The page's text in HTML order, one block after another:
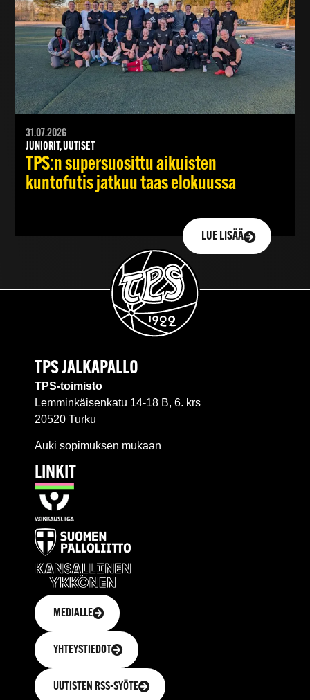
31.07.2026
JUNIORIT, UUTISET
TPS:n supersuosittu aikuisten
kuntofutis jatkuu taas elokuussa
LUE LISÄÄ
TPS JALKAPALLO
TPS-toimisto
Lemminkäisenkatu 14-18 B, 6. krs
20520 Turku
Auki sopimuksen mukaan
LINKIT
MEDIALLE
YHTEYSTIEDOT
UUTISTEN RSS-SYÖTE